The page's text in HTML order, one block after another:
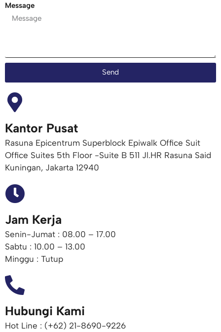
Message
Send
Kantor Pusat
Rasuna Epicentrum Superblock Epiwalk Office Suit
Office Suites 5th Floor -Suite B 511 Jl.HR Rasuna Said
Kuningan, Jakarta 12940
Jam Kerja
Senin-Jumat : 08.00 – 17.00
Sabtu : 10.00 – 13.00
Minggu : Tutup
Hubungi Kami
Hot Line : (+62) 21-8690-9226​